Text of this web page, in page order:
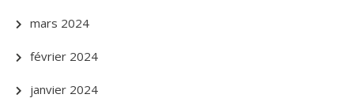
mars 2024
février 2024
janvier 2024